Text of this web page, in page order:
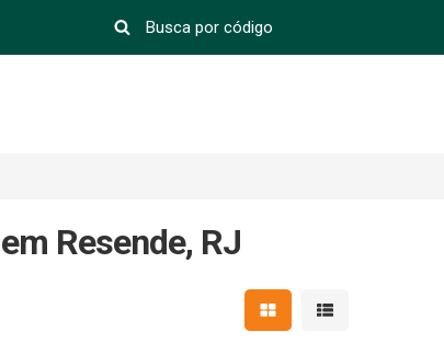
Resende, RJ
Mostrar resultados em
Mostrar